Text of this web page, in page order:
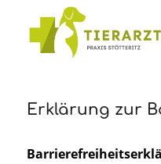
Erklärung zur